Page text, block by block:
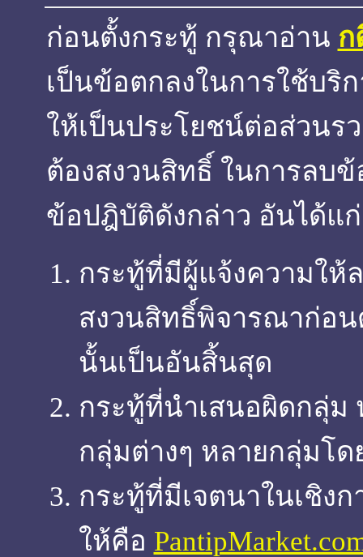
ก่อนตั้งกระทู้ กรุณาอ่าน ก
เป็นข้อตกลงในการใช้บริ
ให้เป็นประโยชน์ต่อส่วนรว
ต้องสงวนสิทธิ์ ในการลบ
ข้อปฎิบัติดังกล่าว อันได้แก่
กระทู้ที่มีผู้แจ้งความให้
สงวนสิทธิ์พิจารณาก่อน
นั้นเป็นอันสิ้นสุด
กระทู้ที่นำเสนอผิดกลุ่ม
กลุ่มต่างๆ หลายกลุ่มโด
กระทู้ที่มีเจตนาในเชิง
ให้คือ